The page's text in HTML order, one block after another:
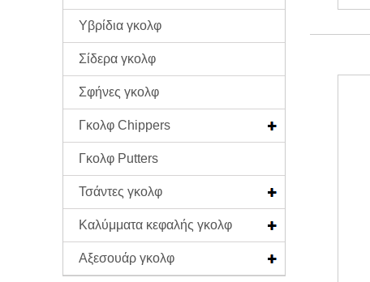
Υβρίδια γκολφ
Σίδερα γκολφ
Σφήνες γκολφ
Γκολφ Chippers
Γκολφ Putters
Τσάντες γκολφ
Καλύμματα κεφαλής γκολφ
Αξεσουάρ γκολφ